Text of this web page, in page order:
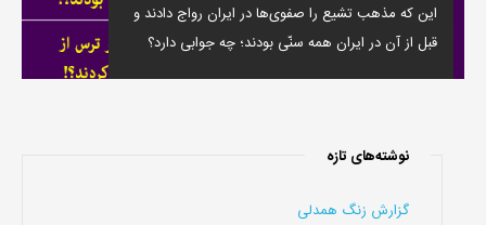
این که مذهب تشیع را صفوی‌ها در ایران رواج دادند و
قبل از آن در ایران همه سنّی بودند؛ چه جوابی دارد؟
نوشته‌های تازه
گزارش زنگ همدلی